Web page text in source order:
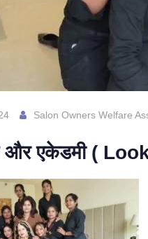
Salon Owners Welfare
एकेडमी ( Look